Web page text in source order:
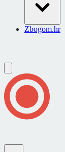
Zbogom.hr